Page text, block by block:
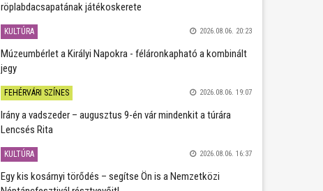
röplabdacsapatának játékoskerete
KULTÚRA 2026.08.06. 20:23
Múzeumbérlet a Királyi Napokra - féláronkapható a kombinált
jegy
FEHÉRVÁRI SZÍNES 2026.08.06. 19:07
Irány a vadszeder – augusztus 9-én vár mindenkit a túrára
Lencsés Rita
KULTÚRA 2026.08.06. 16:37
Egy kis kosárnyi törődés – segítse Ön is a Nemzetközi